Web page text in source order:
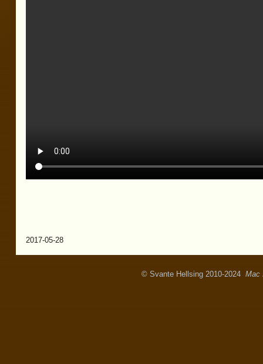
2017-05-28
© Svante Hellsing 2010-2024 Mac